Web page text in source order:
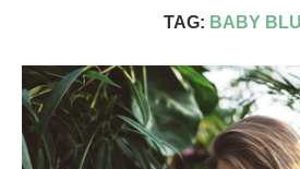
TAG: BABY